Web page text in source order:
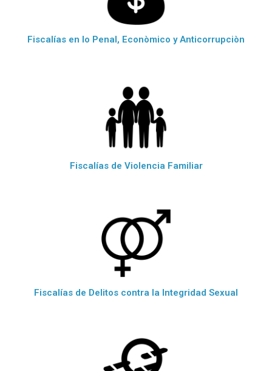
Fiscalías en lo Penal, Econòmico y Anticorrupciòn
Fiscalías de Violencia Familiar
Fiscalías de Delitos contra la Integridad Sexual